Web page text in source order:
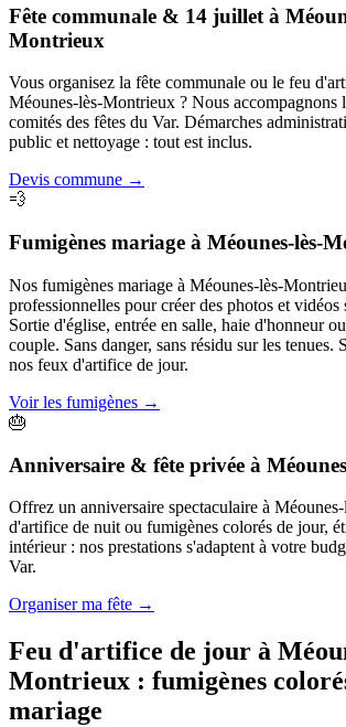
Fête communale & 14 juillet à
Montrieux
Vous organisez la fête communale ou le feu
Méounes-lès-Montrieux ? Nous accompagnons
comités des fêtes du Var. Démarches
public et nettoyage : tout est inclus.
Devis commune →
💨
Fumigènes mariage à Méounes-lès-
Nos fumigènes mariage à Méounes-lès-
professionnelles pour créer des photos et vidéos
Sortie d'église, entrée en salle, haie d'honneur
couple. Sans danger, sans résidu sur les tenues.
nos feux d'artifice de jour.
Voir les fumigènes →
🎂
Anniversaire & fête privée à
Offrez un anniversaire spectaculaire à
d'artifice de nuit ou fumigènes colorés de jour,
intérieur : nos prestations s'adaptent à votre
Var.
Organiser ma fête →
Feu d'artifice de jour à
Montrieux : fumigènes
mariage